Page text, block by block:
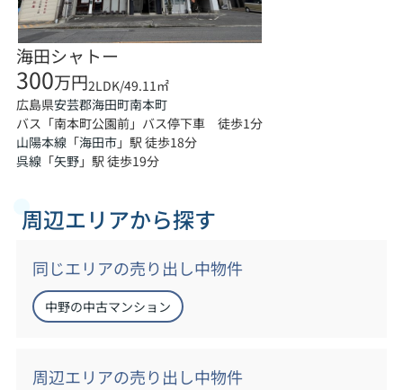
海田シャトー
300万円2LDK/49.11㎡
広島県安芸郡海田町南本町
バス「南本町公園前」バス停下車 徒歩1分
山陽本線「海田市」駅 徒歩18分
呉線「矢野」駅 徒歩19分
周辺エリアから探す
同じエリアの売り出し中物件
中野の中古マンション
周辺エリアの売り出し中物件